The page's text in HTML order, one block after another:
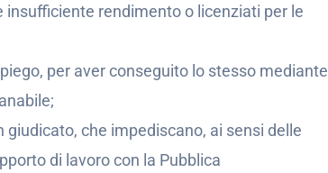
rendimento o licenziati per le
per aver conseguito lo stesso mediante
che impediscano, ai sensi delle
di lavoro con la Pubblica